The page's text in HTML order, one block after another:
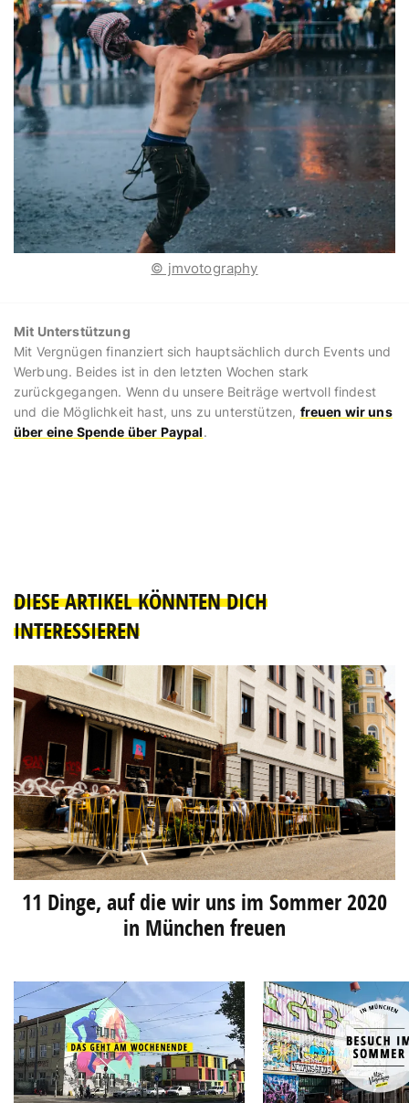
© jmvotography
Mit Unterstützung
Mit Vergnügen finanziert sich hauptsächlich durch Events und
Werbung. Beides ist in den letzten Wochen stark
zurückgegangen. Wenn du unsere Beiträge wertvoll findest
und die Möglichkeit hast, uns zu unterstützen, freuen wir uns
über eine Spende über Paypal.
DIESE ARTIKEL KÖNNTEN DICH
INTERESSIEREN
11 Dinge, auf die wir uns im Sommer 2020
in München freuen